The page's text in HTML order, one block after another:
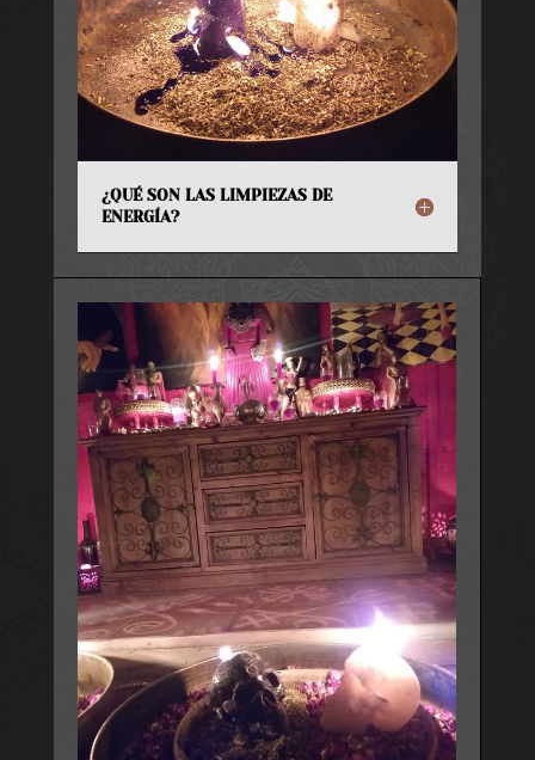
¿QUÉ SON LAS LIMPIEZAS DE
ENERGÍA?